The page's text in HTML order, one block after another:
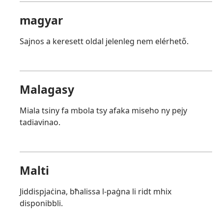
magyar
Sajnos a keresett oldal jelenleg nem elérhető.
Malagasy
Miala tsiny fa mbola tsy afaka miseho ny pejy
tadiavinao.
Malti
Jiddispjaċina, bħalissa l-paġna li ridt mhix
disponibbli.